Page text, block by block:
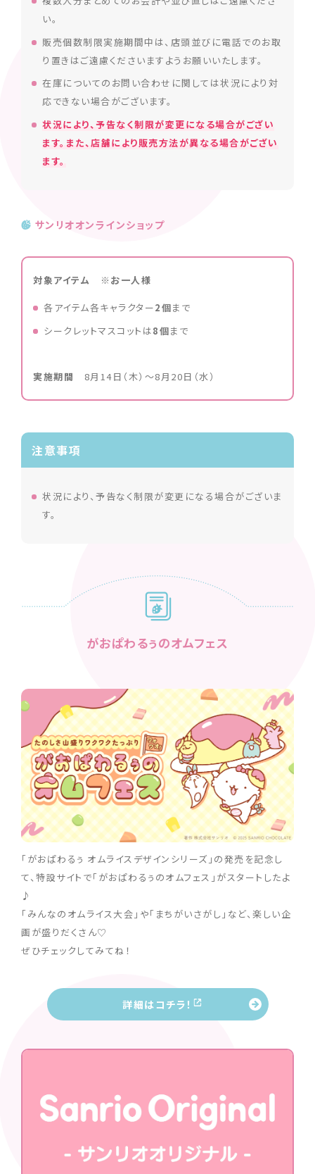
い。
販売個数制限実施期間中は、店頭並びに電話でのお取
り置きはご遠慮くださいますようお願いいたします。
在庫についてのお問い合わせに関しては状況により対
応できない場合がございます。
状況により、予告なく制限が変更になる場合がござい
ます。また、店舗により販売方法が異なる場合がござい
ます。
サンリオオンラインショップ
対象アイテム ※お一人様
各アイテム各キャラクター2個まで
シークレットマスコットは8個まで
実施期間 8月14日（木）〜8月20日（水）
注意事項
状況により、予告なく制限が変更になる場合がございま
す。
がおぱわるぅのオムフェス
「がおぱわるぅ オムライスデザインシリーズ」の発売を記念し
て、特設サイトで「がおぱわるぅのオムフェス」がスタートしたよ
♪
「みんなのオムライス大会」や「まちがいさがし」など、楽しい企
画が盛りだくさん♡
ぜひチェックしてみてね！
詳細はコチラ！